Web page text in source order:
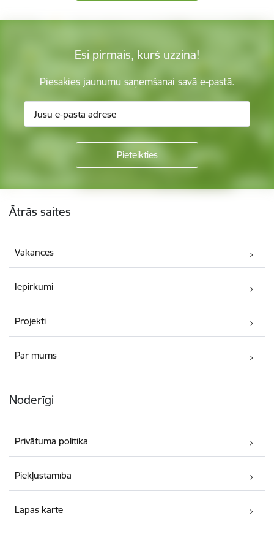
Esi pirmais, kurš uzzina!
Piesakies jaunumu saņemšanai savā e-pastā.
Ātrās saites
Vakances
Iepirkumi
Projekti
Par mums
Noderīgi
Privātuma politika
Piekļūstamība
Lapas karte